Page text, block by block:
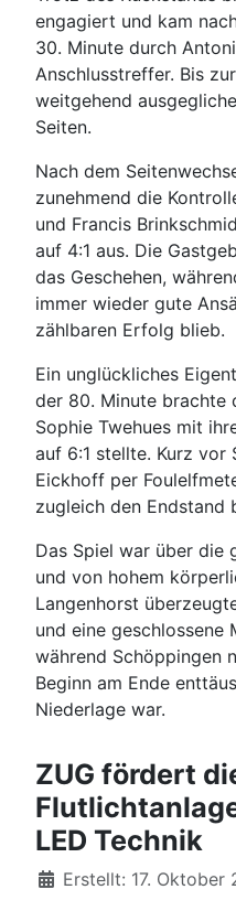
engagiert und kam
30. Minute durch
Anschlusstreffer. Bis
weitgehend
Seiten.
Nach dem
zunehmend die
und Francis
auf 4:1 aus. Die
das Geschehen,
immer wieder gute
zählbaren Erfolg blieb.
Ein unglückliches
der 80. Minute brachte
Sophie Twehues mit
auf 6:1 stellte. Kurz vor
Eickhoff per
zugleich den Endstand
Das Spiel war über die
und von hohem
Langenhorst
und eine geschlossene
während Schöppingen
Beginn am Ende
Niederlage war.
ZUG fördert
LED Technik
DetailsErstellt: 17. Oktober